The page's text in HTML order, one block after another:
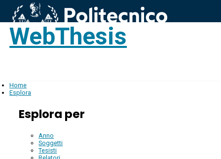
WebThesis
Home
Esplora
Esplora per
Anno
Soggetti
Tesisti